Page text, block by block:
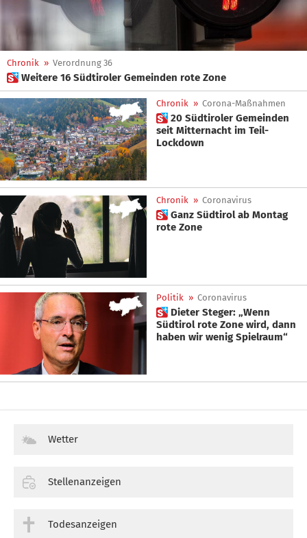
Chronik » Verordnung 36
 Weitere 16 Südtiroler Gemeinden rote Zone
Chronik » Corona-Maßnahmen
 20 Südtiroler Gemeinden
seit Mitternacht im Teil-
Lockdown
Chronik » Coronavirus
 Ganz Südtirol ab Montag
rote Zone
Politik » Coronavirus
 Dieter Steger: „Wenn
Südtirol rote Zone wird, dann
haben wir wenig Spielraum“
Wetter
Stellenanzeigen
Todesanzeigen